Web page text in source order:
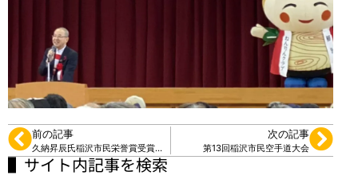
前の記事
久納昇辰氏稲沢市民栄誉賞受賞を祝う会
次の記事
第13回稲沢市民空手道大会
▌サイト内記事を検索